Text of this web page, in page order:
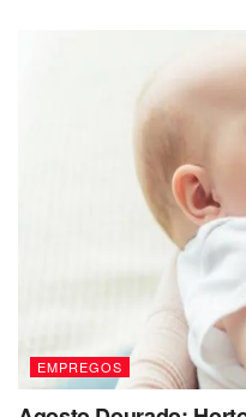
EMPREGOS